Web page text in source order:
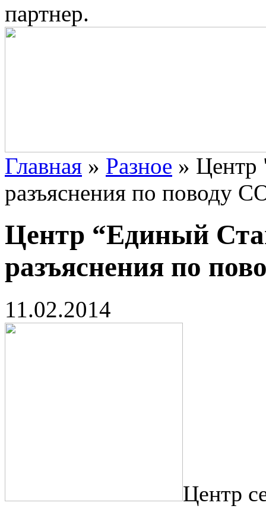
партнер.
Главная » Разное » Центр
разъяснения по поводу
Центр “Единый
разъяснения по
11.02.2014
Центр